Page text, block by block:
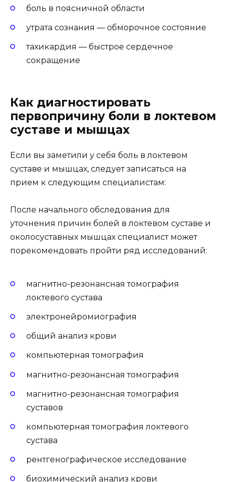
боль в поясничной области
утрата сознания — обморочное состояние
тахикардия — быстрое сердечное
сокращение
Как диагностировать
первопричину боли в локтевом
суставе и мышцах
Если вы заметили у себя боль в локтевом
суставе и мышцах, следует записаться на
прием к следующим специалистам:
После начального обследования для
уточнения причин болей в локтевом суставе и
околосуставных мышцах специалист может
порекомендовать пройти ряд исследований:
магнитно-резонансная томография
локтевого сустава
электронейромиография
общий анализ крови
компьютерная томография
магнитно-резонансная томография
магнитно-резонансная томография
суставов
компьютерная томография локтевого
сустава
рентгенографическое исследование
биохимический анализ крови